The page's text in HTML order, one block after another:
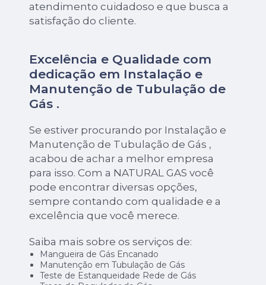
atendimento cuidadoso e que busca a
satisfação do cliente.
Excelência e Qualidade com
dedicação em Instalação e
Manutenção de Tubulação de
Gás .
Se estiver procurando por Instalação e
Manutenção de Tubulação de Gás ,
acabou de achar a melhor empresa
para isso. Com a NATURAL GAS você
pode encontrar diversas opções,
sempre contando com qualidade e a
excelência que você merece.
Saiba mais sobre os serviços de:
Mangueira de Gás Encanado
Manutenção em Tubulação de Gás
Teste de Estanqueidade Rede de Gás